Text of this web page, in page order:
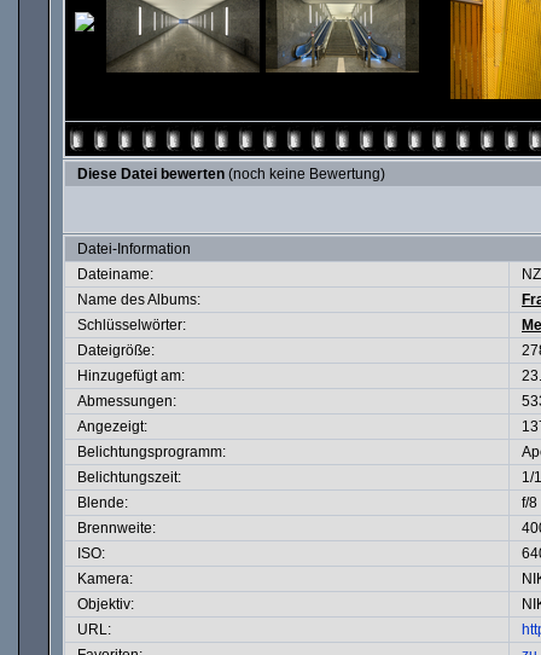
Diese Datei bewerten (noch keine Bewertung)
Datei-Information
Dateiname:
Name des Albums:
Schlüsselwörter:
Dateigröße:
Hinzugefügt am:
Abmessungen:
Angezeigt:
Belichtungsprogramm:
Belichtungszeit:
1/
Blende:
f/8
Brennweite:
ISO:
Kamera:
Objektiv:
URL: